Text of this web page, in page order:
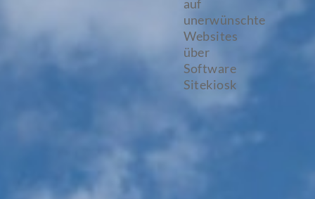
auf
unerwünschte
Websites
über
Software
Sitekiosk